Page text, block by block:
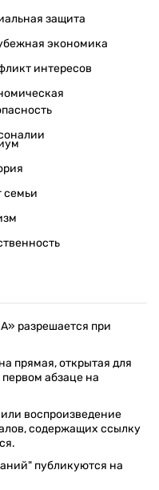
защита
экономика
интересов
семьи
разрешается при
прямая, открытая для
абзаце на
воспроизведение
содержащих ссылку
публикуются на